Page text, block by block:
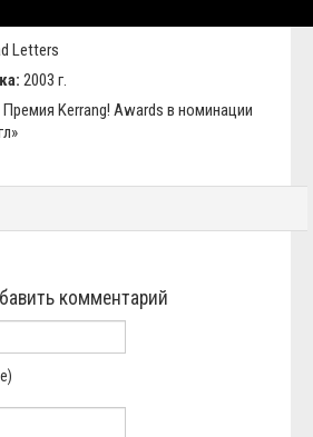
Letters
2003 г.
Премия Kerrang! Awards в номинации
комментарий